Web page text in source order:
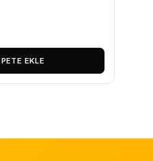
EKLE